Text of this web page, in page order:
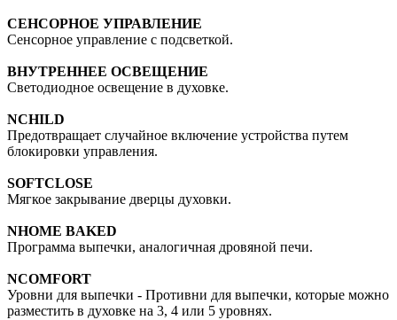
СЕНСОРНОЕ УПРАВЛЕНИЕ
Сенсорное управление с подсветкой.
ВНУТРЕННЕЕ ОСВЕЩЕНИЕ
Светодиодное освещение в духовке.
NCHILD
Предотвращает случайное включение устройства путем
блокировки управления.
SOFTCLOSE
Мягкое закрывание дверцы духовки.
NHOME BAKED
Программа выпечки, аналогичная дровяной печи.
NCOMFORT
Уровни для выпечки - Противни для выпечки, которые можно
разместить в духовке на 3, 4 или 5 уровнях.